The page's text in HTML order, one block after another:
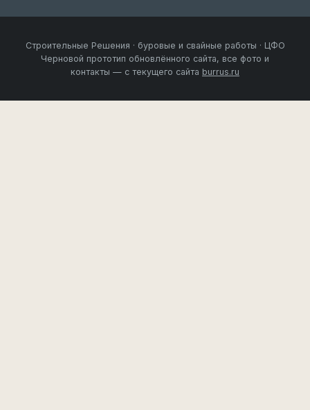
Строительные Решения · буровые и свайные работы · ЦФО
Черновой прототип обновлённого сайта, все фото и
контакты — с текущего сайта burrus.ru